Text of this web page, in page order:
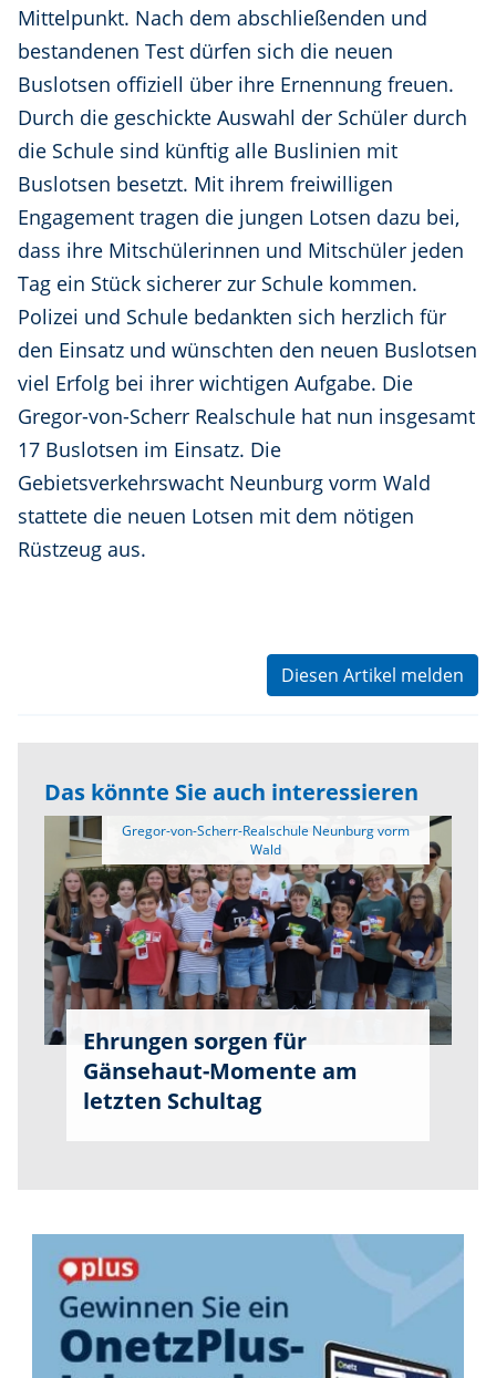
Mittelpunkt. Nach dem abschließenden und
bestandenen Test dürfen sich die neuen
Buslotsen offiziell über ihre Ernennung freuen.
Durch die geschickte Auswahl der Schüler durch
die Schule sind künftig alle Buslinien mit
Buslotsen besetzt. Mit ihrem freiwilligen
Engagement tragen die jungen Lotsen dazu bei,
dass ihre Mitschülerinnen und Mitschüler jeden
Tag ein Stück sicherer zur Schule kommen.
Polizei und Schule bedankten sich herzlich für
den Einsatz und wünschten den neuen Buslotsen
viel Erfolg bei ihrer wichtigen Aufgabe. Die
Gregor-von-Scherr Realschule hat nun insgesamt
17 Buslotsen im Einsatz. Die
Gebietsverkehrswacht Neunburg vorm Wald
stattete die neuen Lotsen mit dem nötigen
Rüstzeug aus.
Diesen Artikel melden
Das könnte Sie auch interessieren
Ehrungen sorgen für
Gänsehaut-Momente am
letzten Schultag